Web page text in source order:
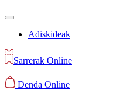
Adiskideak
Sarrerak Online
Denda Online